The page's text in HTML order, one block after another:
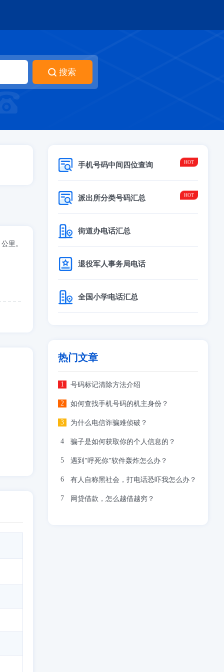
里。
手机号码中间四位查询
派出所分类号码汇总
街道办电话汇总
退役军人事务局电话
全国小学电话汇总
热门文章
号码标记清除方法介绍
如何查找手机号码的机主身份？
为什么电信诈骗难侦破？
骗子是如何获取你的个人信息的？
遇到"呼死你"软件轰炸怎么办？
有人自称黑社会，打电话恐吓我怎么办？
网贷借款，怎么越借越穷？